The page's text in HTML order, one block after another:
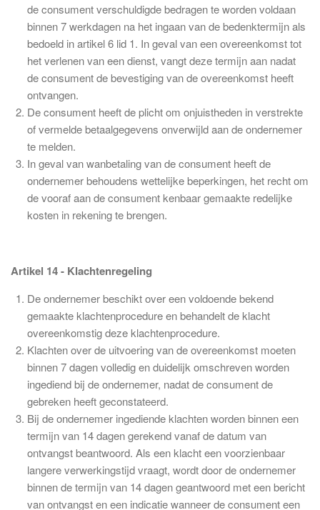
de consument verschuldigde bedragen te worden voldaan
binnen 7 werkdagen na het ingaan van de bedenktermijn als
bedoeld in artikel 6 lid 1. In geval van een overeenkomst tot
het verlenen van een dienst, vangt deze termijn aan nadat
de consument de bevestiging van de overeenkomst heeft
ontvangen.
De consument heeft de plicht om onjuistheden in verstrekte
of vermelde betaalgegevens onverwijld aan de ondernemer
te melden.
In geval van wanbetaling van de consument heeft de
ondernemer behoudens wettelijke beperkingen, het recht om
de vooraf aan de consument kenbaar gemaakte redelijke
kosten in rekening te brengen.
Artikel 14 - Klachtenregeling
De ondernemer beschikt over een voldoende bekend
gemaakte klachtenprocedure en behandelt de klacht
overeenkomstig deze klachtenprocedure.
Klachten over de uitvoering van de overeenkomst moeten
binnen 7 dagen volledig en duidelijk omschreven worden
ingediend bij de ondernemer, nadat de consument de
gebreken heeft geconstateerd.
Bij de ondernemer ingediende klachten worden binnen een
termijn van 14 dagen gerekend vanaf de datum van
ontvangst beantwoord. Als een klacht een voorzienbaar
langere verwerkingstijd vraagt, wordt door de ondernemer
binnen de termijn van 14 dagen geantwoord met een bericht
van ontvangst en een indicatie wanneer de consument een